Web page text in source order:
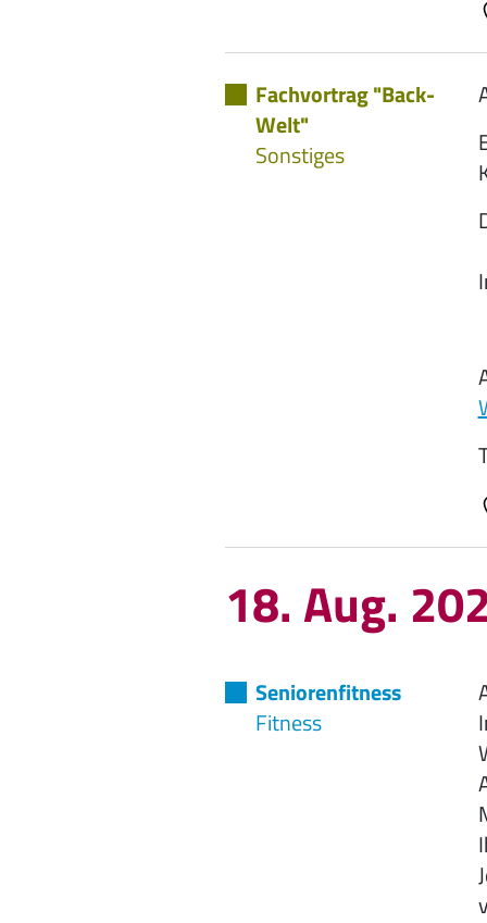
Fachvortrag "Back-
Welt"
Sonstiges
18. Aug.
Seniorenfitness
Fitness